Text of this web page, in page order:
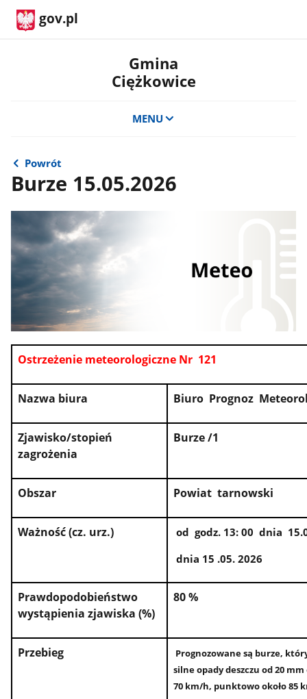
gov.pl
Gmina
Ciężkowice
MENU
Powrót
Burze 15.05.2026
Ostrzeżenie meteorologiczne Nr 121
Nazwa biura Biuro Prognoz
Zjawisko/stopień
zagrożenia
Burze /1
Obszar Powiat tarnowski
Ważność (cz. urz.)
od godz. 13: 00 dnia
dnia 15 .05. 2026
Prawdopodobieństwo
wystąpienia zjawiska (%)
80 %
Przebieg
Prognozowane są burze,
silne opady deszczu od 20
70 km/h, punktowo około 85